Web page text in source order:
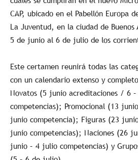
CAP, ubicado en el Pabellón Europa
La Juventud, en la ciudad de
5 de junio al 6 de julio de los
Este certamen reunirá todas las
con un calendario extenso y
Novatos (5 junio acreditaciones / 6
competencias); Promocional (13
junio competencia); Figuras (23
junio competencias); Naciones (26
junio – 4 julio competencias) y